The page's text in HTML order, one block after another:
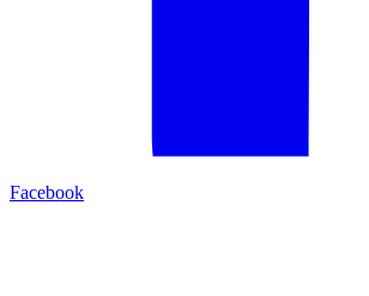
Facebook